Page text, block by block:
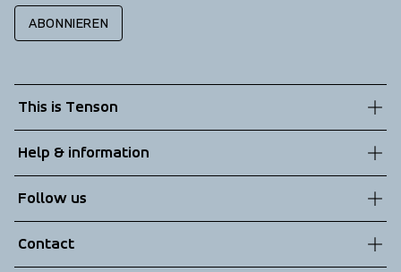
ABONNIEREN
This is Tenson
Sustainability
Technologies
Help & information
Terms & Conditions
Returns
Follow us
Contact